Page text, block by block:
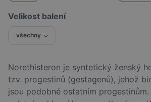
Velikost balení
všechny
Norethisteron je syntetický ženský
tzv. progestinů (gestagenů), jehož
jsou podobné ostatním progestinům.